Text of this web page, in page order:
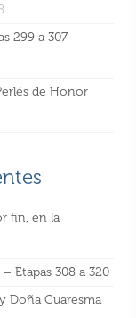
299 a 307
de Honor
fin, en la
Etapas 308 a 320
Doña Cuaresma